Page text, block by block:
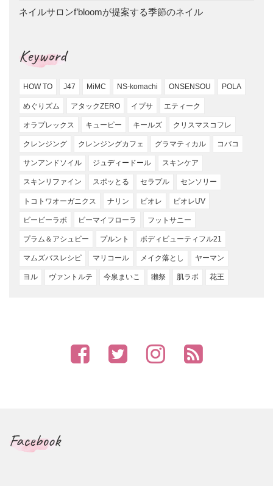
ネイルサロンf’bloomが提案する季節のネイル
Keyword
HOW TO J47 MiMC NS-komachi ONSENSOU POLA
めぐりズム アタックZERO イプサ エティーク
オラプレックス キューピー キールズ クリスマスコフレ
クレンジング クレンジングカフェ グラマティカル コバコ
サンアンドソイル ジュディードール スキンケア
スキンリファイン スポッとる セラプル センソリー
トコトワオーガニクス ナリン ビオレ ビオレUV
ビービーラボ ビーマイフローラ フットサニー
プラム＆アシュビー プルント ボディビューティフル21
マムズバスレシピ マリコール メイク落とし ヤーマン
ヨル ヴァントルテ 今泉まいこ 獺祭 肌ラボ 花王
Facebook